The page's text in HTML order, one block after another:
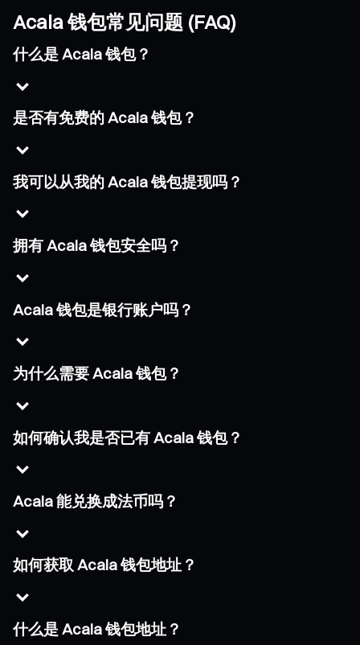
Acala 钱包常见问题 (FAQ)
什么是 Acala 钱包？
是否有免费的 Acala 钱包？
我可以从我的 Acala 钱包提现吗？
拥有 Acala 钱包安全吗？
Acala 钱包是银行账户吗？
为什么需要 Acala 钱包？
如何确认我是否已有 Acala 钱包？
Acala 能兑换成法币吗？
如何获取 Acala 钱包地址？
什么是 Acala 钱包地址？